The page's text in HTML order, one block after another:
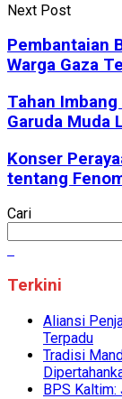
Next Post
Pembantaian
Warga Gaza
Tahan
Garuda Muda
Konser
tentang
Cari
Terkini
Aliansi
Terpadu
Tradisi
BPS